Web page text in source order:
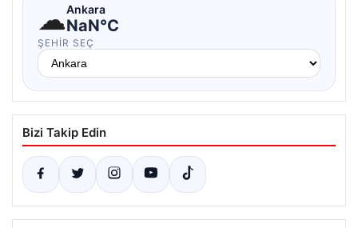
☁Ankara
NaN°C
ŞEHIR SEÇ
Bizi Takip Edin